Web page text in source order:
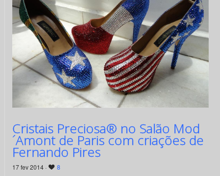
Cristais Preciosa® no Salão Mod
´Amont de Paris com criações de
Fernando Pires
17 fev 2014 · 8